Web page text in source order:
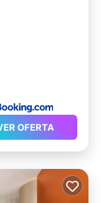
OFERTA